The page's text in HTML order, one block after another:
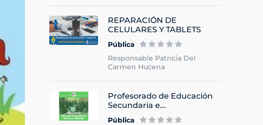
REPARACIÓN DE
CELULARES Y TABLETS
Pública
Responsable Patricia Del
Carmen Hucena
Profesorado de Educación
Secundaria e...
Pública